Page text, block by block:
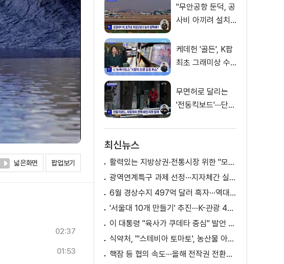
넓은화면 팝업보기
02:37
01:53
"무안공항 둔덕, 공
사비 아끼려 설치···
케데헌 '골든', K팝
최초 그래미상 수
무면허로 달리는
'전동킥보드'···단속
최신뉴스
활력있는 지방상권·전통시장 위한 "모두의 상권 추진전략"
광역연계특구 과제 선정···지자체간 실증 협력 확대
6월 경상수지 497억 달러 흑자···역대 최대
'서울대 10개 만들기' 추진···K-관광 4천만 시대 준비
이 대통령 "육사가 쿠데타 중심" 발언 의미는?
식약처, "'스테비아 토마토', 농산물 아닌 가공식품"
핵잠 등 협의 속도···올해 전작권 전환시기 결정 추진